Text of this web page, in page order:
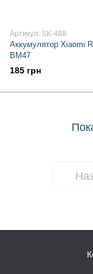
Артикул: SK-488
Аккумулятор Xiaomi
BM47
185 грн